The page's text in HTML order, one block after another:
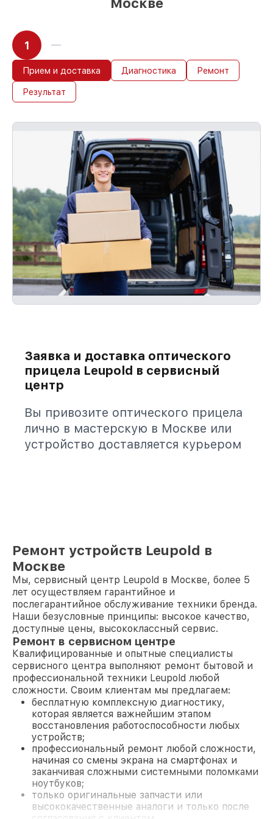
1
Прием и доставка Диагностика Ремонт
Результат
Заявка и доставка оптического
прицела Leupold в сервисный
центр
Вы привозите оптического прицела
лично в мастерскую в Москве или
устройство доставляется курьером
Ремонт устройств Leupold в
Москве
Мы, сервисный центр Leupold в Москве, более 5
лет осуществляем гарантийное и
послегарантийное обслуживание техники бренда.
Наши безусловные принципы: высокое качество,
доступные цены, высококлассный сервис.
Ремонт в сервисном центре
Квалифицированные и опытные специалисты
сервисного центра выполняют ремонт бытовой и
профессиональной техники Leupold любой
сложности. Своим клиентам мы предлагаем:
бесплатную комплексную диагностику,
которая является важнейшим этапом
восстановления работоспособности любых
устройств;
профессиональный ремонт любой сложности,
начиная со смены экрана на смартфонах и
заканчивая сложными системными поломками
ноутбуков;
только оригинальные запчасти или
высококачественные аналоги и только после